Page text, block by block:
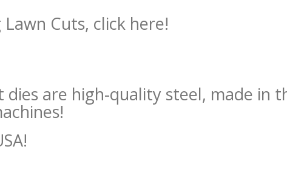
Cuts, click here!
are high-quality steel, made in